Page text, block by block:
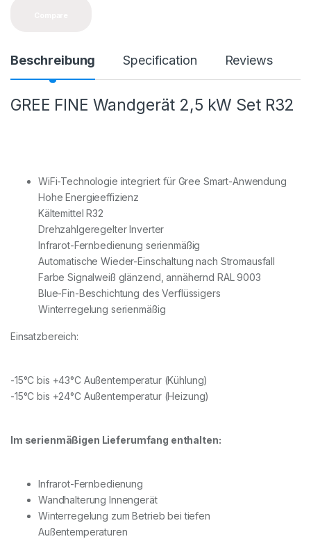
Beschreibung Specification Reviews
GREE FINE Wandgerät 2,5 kW Set R32
WiFi-Technologie integriert für Gree Smart-Anwendung
Hohe Energieeffizienz
Kältemittel R32
Drehzahlgeregelter Inverter
Infrarot-Fernbedienung serienmäßig
Automatische Wieder-Einschaltung nach Stromausfall
Farbe Signalweiß glänzend, annähernd RAL 9003
Blue-Fin-Beschichtung des Verflüssigers
Winterregelung serienmäßig
Einsatzbereich:
-15°C bis +43°C Außentemperatur (Kühlung)
-15°C bis +24°C Außentemperatur (Heizung)
Im serienmäßigen Lieferumfang enthalten:
Infrarot-Fernbedienung
Wandhalterung Innengerät
Winterregelung zum Betrieb bei tiefen
Außentemperaturen